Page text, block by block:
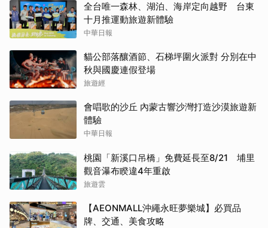
全台唯一森林、湖泊、海岸定向越野 台東
十月推運動旅遊新體驗
中華日報
貓公部落釀酒節、石梯坪圍火派對 分別在中
秋與國慶連假登場
旅遊經
會唱歌的沙丘 內蒙古響沙灣打造沙漠旅遊新
體驗
中華日報
桃園「新溪口吊橋」免費延長至8/21 埔里
觀音瀑布睽違4年重啟
旅遊雲
【AEONMALL沖繩永旺夢樂城】必買品
牌、交通、美食攻略